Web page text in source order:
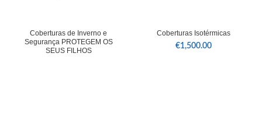
Coberturas de Inverno e
Segurança PROTEGEM OS
SEUS FILHOS
Coberturas Isotérmicas
€1,500.00